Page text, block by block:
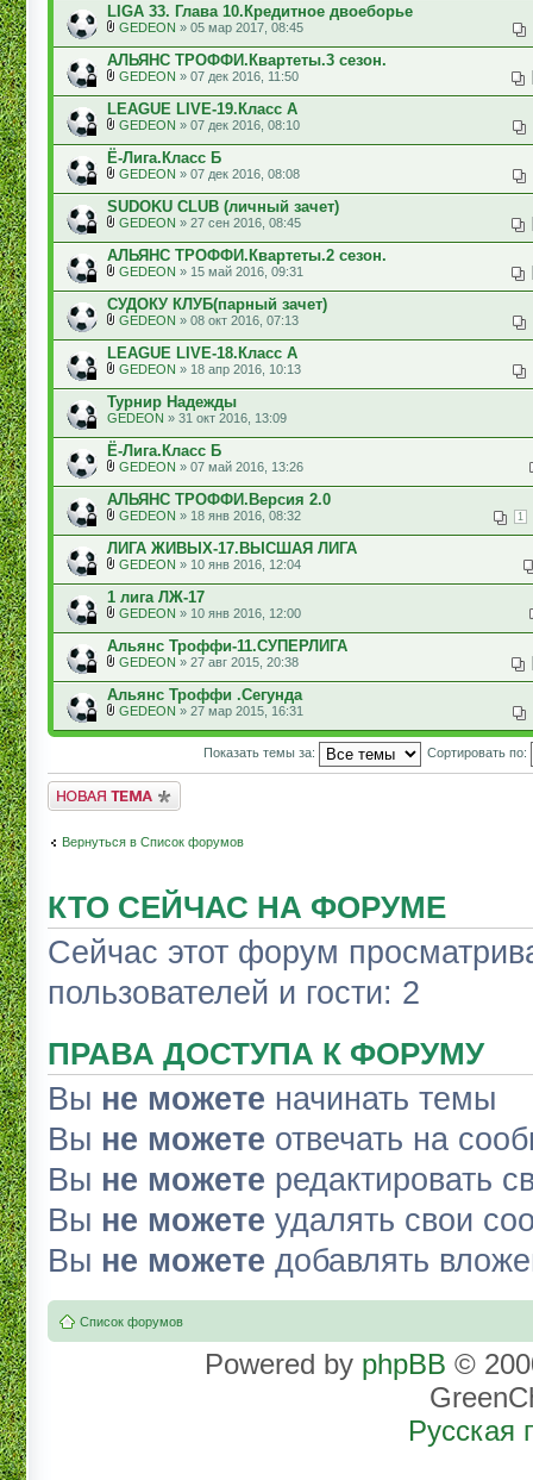
LIGA 33. Глава 10.Кредитное двоеборье
GEDEON » 05 мар 2017, 08:45
АЛЬЯНС ТРОФФИ.Квартеты.3 сезон.
GEDEON » 07 дек 2016, 11:50
LEAGUE LIVE-19.Класс А
GEDEON » 07 дек 2016, 08:10
Ё-Лига.Класс Б
GEDEON » 07 дек 2016, 08:08
SUDOKU CLUB (личный зачет)
GEDEON » 27 сен 2016, 08:45
АЛЬЯНС ТРОФФИ.Квартеты.2 сезон.
GEDEON » 15 май 2016, 09:31
СУДОКУ КЛУБ(парный зачет)
GEDEON » 08 окт 2016, 07:13
LEAGUE LIVE-18.Класс А
GEDEON » 18 апр 2016, 10:13
Турнир Надежды
GEDEON » 31 окт 2016, 13:09
Ё-Лига.Класс Б
GEDEON » 07 май 2016, 13:26
АЛЬЯНС ТРОФФИ.Версия 2.0
1
GEDEON » 18 янв 2016, 08:32
ЛИГА ЖИВЫХ-17.ВЫСШАЯ ЛИГА
GEDEON » 10 янв 2016, 12:04
1 лига ЛЖ-17
GEDEON » 10 янв 2016, 12:00
Альянс Троффи-11.СУПЕРЛИГА
GEDEON » 27 авг 2015, 20:38
Альянс Троффи .Сегунда
GEDEON » 27 мар 2015, 16:31
Показать темы за: Сортировать по:
Начать новую тему
Вернуться в Список форумов
КТО СЕЙЧАС НА ФОРУМЕ
Сейчас этот форум
пользователей и гости: 2
ПРАВА ДОСТУПА К ФОРУМУ
Вы не можете начинать темы
Вы не можете отвечать на
Вы не можете редактировать
Вы не можете удалять свои
Вы не можете добавлять
Список форумов
Powered by phpBB ©
Русская